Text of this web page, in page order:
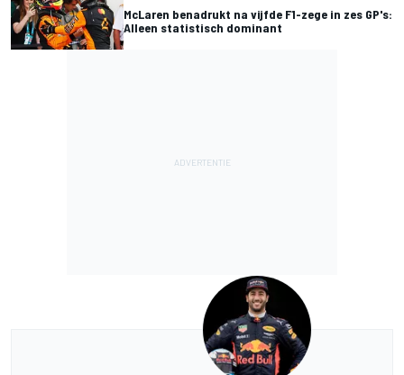
McLaren benadrukt na vijfde F1-zege in zes GP's:
Alleen statistisch dominant